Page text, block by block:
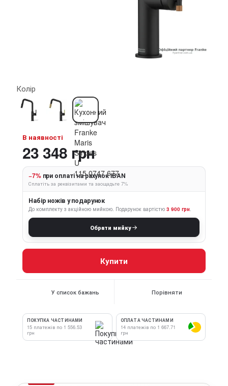
Колір
В наявності
23 348 грн
−7% при оплаті на рахунок IBAN
Сплатіть за реквізитами та заощадьте 7%
Набір ножів у подарунок
До комплекту з акційною мийкою. Подарунок вартістю 3 900 грн.
Обрати мийку
Купити
У список бажань Порівняти
ПОКУПКА ЧАСТИНАМИ
15 платежів по 1 556.53
грн
ОПЛАТА ЧАСТИНАМИ
14 платежів по 1 667.71
грн